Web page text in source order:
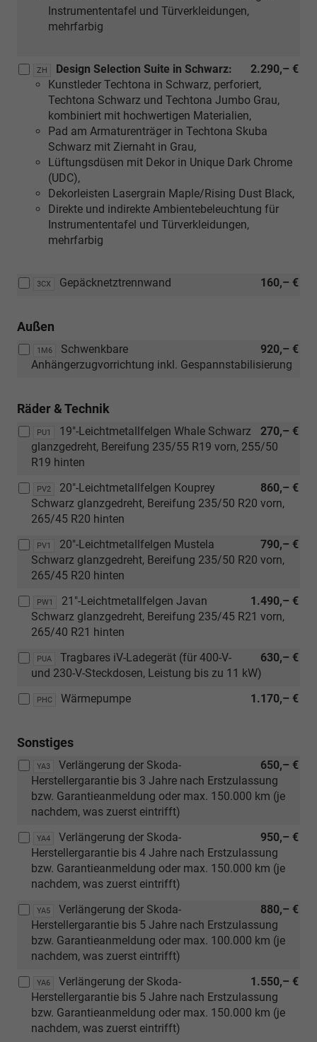
Instrumententafel und Türverkleidungen,
mehrfarbig
ZH 2.290,– €
Design Selection Suite in Schwarz:
Kunstleder Techtona in Schwarz, perforiert,
Techtona Schwarz und Techtona Jumbo Grau,
kombiniert mit hochwertigen Materialien,
Pad am Armaturenträger in Techtona Skuba
Schwarz mit Ziernaht in Grau,
Lüftungsdüsen mit Dekor in Unique Dark Chrome
(UDC),
Dekorleisten Lasergrain Maple/Rising Dust Black,
Direkte und indirekte Ambientebeleuchtung für
Instrumententafel und Türverkleidungen,
mehrfarbig
3CX 160,– €
Gepäcknetztrennwand
Außen
1M6 920,– €
Schwenkbare
Anhängerzugvorrichtung inkl. Gespannstabilisierung
Räder & Technik
PU1 270,– €
19"-Leichtmetallfelgen Whale Schwarz
glanzgedreht, Bereifung 235/55 R19 vorn, 255/50
R19 hinten
PV2 860,– €
20"-Leichtmetallfelgen Kouprey
Schwarz glanzgedreht, Bereifung 235/50 R20 vorn,
265/45 R20 hinten
PV1 790,– €
20"-Leichtmetallfelgen Mustela
Schwarz glanzgedreht, Bereifung 235/50 R20 vorn,
265/45 R20 hinten
PW1 1.490,– €
21"-Leichtmetallfelgen Javan
Schwarz glanzgedreht, Bereifung 235/45 R21 vorn,
265/40 R21 hinten
PUA 630,– €
Tragbares iV-Ladegerät (für 400-V-
und 230-V-Steckdosen, Leistung bis zu 11 kW)
PHC 1.170,– €
Wärmepumpe
Sonstiges
YA3 650,– €
Verlängerung der Skoda-
Herstellergarantie bis 3 Jahre nach Erstzulassung
bzw. Garantieanmeldung oder max. 150.000 km (je
nachdem, was zuerst eintrifft)
YA4 950,– €
Verlängerung der Skoda-
Herstellergarantie bis 4 Jahre nach Erstzulassung
bzw. Garantieanmeldung oder max. 150.000 km (je
nachdem, was zuerst eintrifft)
YA5 880,– €
Verlängerung der Skoda-
Herstellergarantie bis 5 Jahre nach Erstzulassung
bzw. Garantieanmeldung oder max. 100.000 km (je
nachdem, was zuerst eintrifft)
YA6 1.550,– €
Verlängerung der Skoda-
Herstellergarantie bis 5 Jahre nach Erstzulassung
bzw. Garantieanmeldung oder max. 150.000 km (je
nachdem, was zuerst eintrifft)